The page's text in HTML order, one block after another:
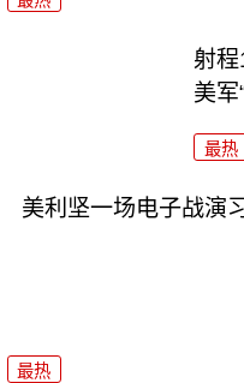
射程
美军
最热
美利坚一场电子战演
最热